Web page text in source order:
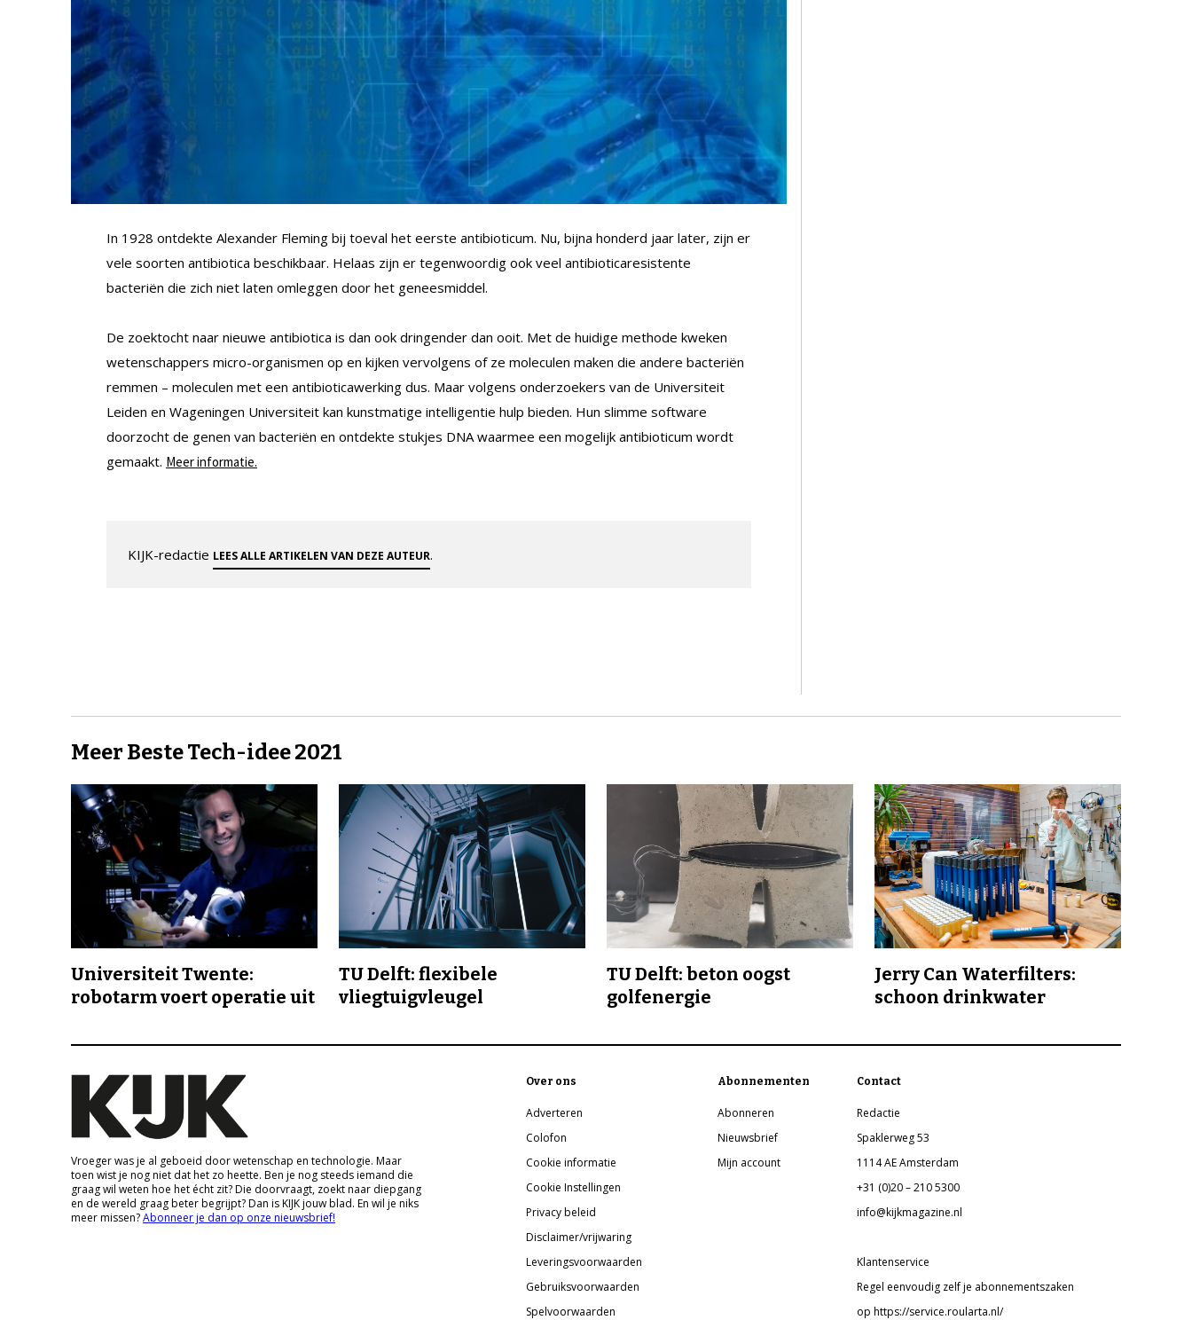
In 1928 ontdekte Alexander Fleming bij toeval het eerste antibioticum. Nu, bijna honderd jaar later, zijn er
vele soorten antibiotica beschikbaar. Helaas zijn er tegenwoordig ook veel antibioticaresistente
bacteriën die zich niet laten omleggen door het geneesmiddel.
De zoektocht naar nieuwe antibiotica is dan ook dringender dan ooit. Met de huidige methode kweken
wetenschappers micro-organismen op en kijken vervolgens of ze moleculen maken die andere bacteriën
remmen – moleculen met een antibioticawerking dus. Maar volgens onderzoekers van de Universiteit
Leiden en Wageningen Universiteit kan kunstmatige intelligentie hulp bieden. Hun slimme software
doorzocht de genen van bacteriën en ontdekte stukjes DNA waarmee een mogelijk antibioticum wordt
gemaakt. Meer informatie.
KIJK-redactie LEES ALLE ARTIKELEN VAN DEZE AUTEUR.
Meer Beste Tech-idee 2021
Universiteit Twente:
robotarm voert operatie uit
TU Delft: flexibele
vliegtuigvleugel
TU Delft: beton oogst
golfenergie
Jerry Can Waterfilters:
schoon drinkwater
Vroeger was je al geboeid door wetenschap en technologie. Maar
toen wist je nog niet dat het zo heette. Ben je nog steeds iemand die
graag wil weten hoe het écht zit? Die doorvraagt, zoekt naar diepgang
en de wereld graag beter begrijpt? Dan is KIJK jouw blad. En wil je niks
meer missen?Abonneer je dan op onze nieuwsbrief!
Over ons
Adverteren
Colofon
Cookie informatie
Cookie Instellingen
Privacy beleid
Disclaimer/vrijwaring
Leveringsvoorwaarden
Gebruiksvoorwaarden
Spelvoorwaarden
Abonnementen
Abonneren
Nieuwsbrief
Mijn account
Contact
Redactie
Spaklerweg 53
1114 AE Amsterdam
+31 (0)20 – 210 5300
info@kijkmagazine.nl
Klantenservice
Regel eenvoudig zelf je abonnementszaken
op https://service.roularta.nl/